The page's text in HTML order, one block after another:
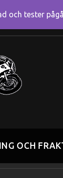
OCH
och tester